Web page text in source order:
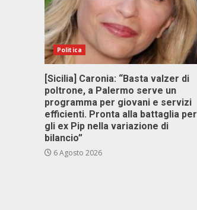
Politica
[Sicilia] Caronia: “Basta valzer di
poltrone, a Palermo serve un
programma per giovani e servizi
efficienti. Pronta alla battaglia per
gli ex Pip nella variazione di
bilancio”
6 Agosto 2026